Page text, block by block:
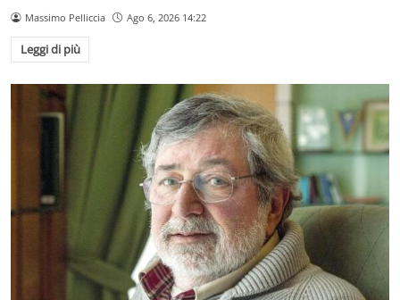
Massimo Pelliccia Ago 6, 2026 14:22
Leggi di più